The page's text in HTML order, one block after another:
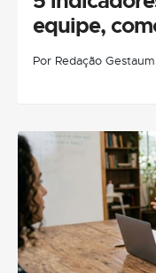
equipe,
Por Redação